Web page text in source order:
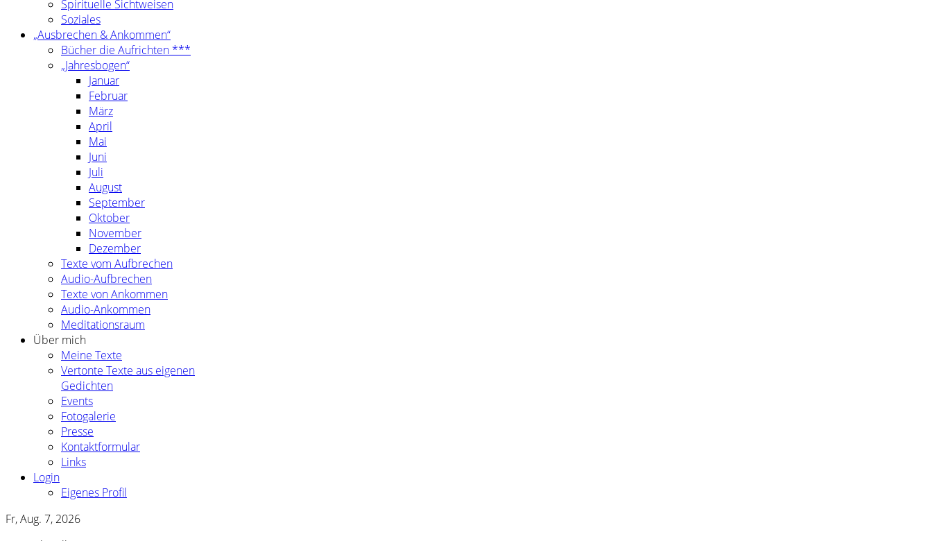
Spirituelle Sichtweisen
Soziales
„Ausbrechen & Ankommen“
Bücher die Aufrichten ***
„Jahresbogen“
Januar
Februar
März
April
Mai
Juni
Juli
August
September
Oktober
November
Dezember
Texte vom Aufbrechen
Audio-Aufbrechen
Texte von Ankommen
Audio-Ankommen
Meditationsraum
Über mich
Meine Texte
Vertonte Texte aus eigenen
Gedichten
Events
Fotogalerie
Presse
Kontaktformular
Links
Login
Eigenes Profil
Fr, Aug. 7, 2026